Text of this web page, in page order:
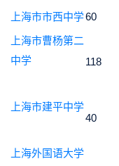
上海市市西中学60
上海市曹杨第二
中学
118
上海市建平中学
40
上海外国语大学